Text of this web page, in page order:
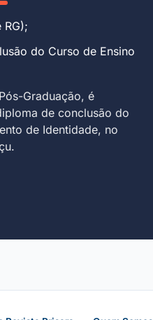
do Curso de Ensino
Graduação, é
de conclusão do
de Identidade, no